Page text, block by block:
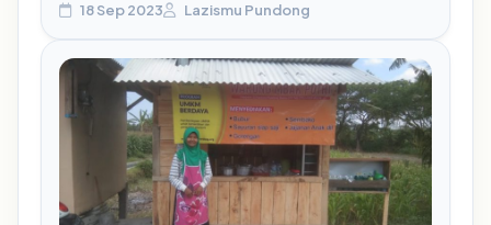
berdasarkan informasi dari...
18 Sep 2023 Lazismu Pundong